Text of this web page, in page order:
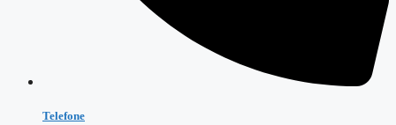
Telefone